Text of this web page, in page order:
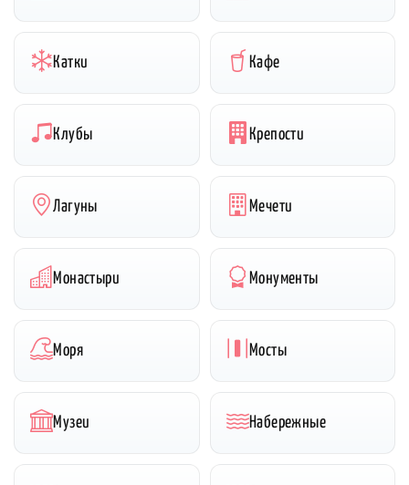
Катки Кафе
Клубы Крепости
Лагуны Мечети
Монастыри Монументы
Моря Мосты
Музеи Набережные